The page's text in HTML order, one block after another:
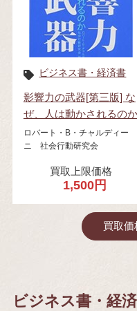
ビジネス書・経済書
影響力の武器[第三版] な
ぜ、人は動かされるのか
ロバート・B・チャルディー
ニ 社会行動研究会
買取上限価格
1,500円
買取価
ビジネス書・経